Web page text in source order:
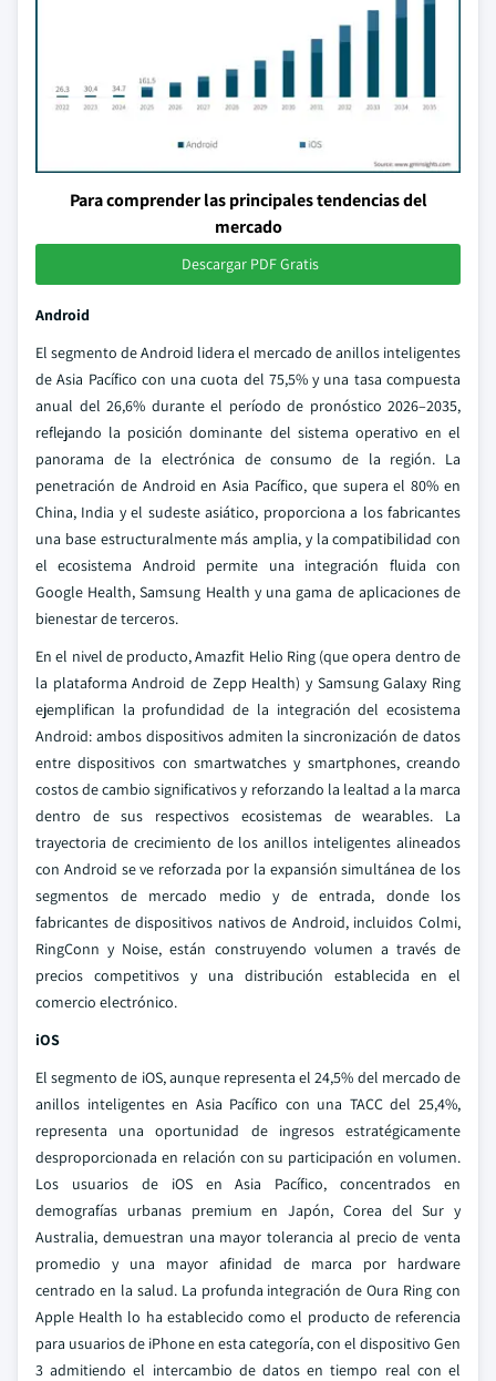
Para comprender las principales tendencias del
mercado
Descargar PDF Gratis
Android
El segmento de Android lidera el mercado de anillos inteligentes
de Asia Pacífico con una cuota del 75,5% y una tasa compuesta
anual del 26,6% durante el período de pronóstico 2026–2035,
reflejando la posición dominante del sistema operativo en el
panorama de la electrónica de consumo de la región. La
penetración de Android en Asia Pacífico, que supera el 80% en
China, India y el sudeste asiático, proporciona a los fabricantes
una base estructuralmente más amplia, y la compatibilidad con
el ecosistema Android permite una integración fluida con
Google Health, Samsung Health y una gama de aplicaciones de
bienestar de terceros.
En el nivel de producto, Amazfit Helio Ring (que opera dentro de
la plataforma Android de Zepp Health) y Samsung Galaxy Ring
ejemplifican la profundidad de la integración del ecosistema
Android: ambos dispositivos admiten la sincronización de datos
entre dispositivos con smartwatches y smartphones, creando
costos de cambio significativos y reforzando la lealtad a la marca
dentro de sus respectivos ecosistemas de wearables. La
trayectoria de crecimiento de los anillos inteligentes alineados
con Android se ve reforzada por la expansión simultánea de los
segmentos de mercado medio y de entrada, donde los
fabricantes de dispositivos nativos de Android, incluidos Colmi,
RingConn y Noise, están construyendo volumen a través de
precios competitivos y una distribución establecida en el
comercio electrónico.
iOS
El segmento de iOS, aunque representa el 24,5% del mercado de
anillos inteligentes en Asia Pacífico con una TACC del 25,4%,
representa una oportunidad de ingresos estratégicamente
desproporcionada en relación con su participación en volumen.
Los usuarios de iOS en Asia Pacífico, concentrados en
demografías urbanas premium en Japón, Corea del Sur y
Australia, demuestran una mayor tolerancia al precio de venta
promedio y una mayor afinidad de marca por hardware
centrado en la salud. La profunda integración de Oura Ring con
Apple Health lo ha establecido como el producto de referencia
para usuarios de iPhone en esta categoría, con el dispositivo Gen
3 admitiendo el intercambio de datos en tiempo real con el